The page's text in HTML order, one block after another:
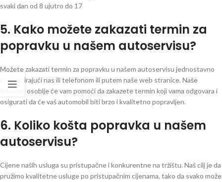
svaki dan od 8 ujutro do 17
5. Kako možete zakazati termin za
popravku u našem autoservisu?
Možete zakazati termin za popravku u našem autoservisu jednostavno
kontaktirajući nas ili telefonom ili putem naše web stranice. Naše
ljubazno osoblje će vam pomoći da zakazete termin koji vama odgovara i
osigurati da će vaš automobil biti brzo i kvalitetno popravljen.
6. Koliko košta popravka u našem
autoservisu?
Cijene naših usluga su pristupačne i konkurentne na tržištu. Naš cilj je da
pružimo kvalitetne usluge po pristupačnim cijenama, tako da svako može